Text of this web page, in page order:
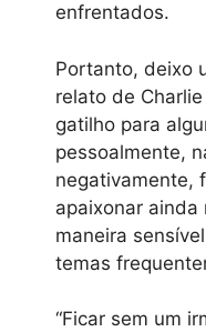
enfrentados.
Portanto, deixo
relato de
gatilho para
pessoalmente,
negativamente,
apaixonar ainda
maneira
temas
“Ficar sem um